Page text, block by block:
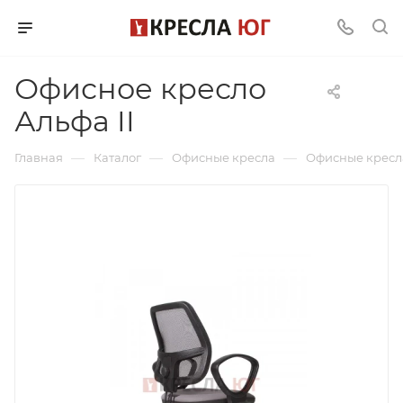
Офисное кресло
Альфа II
Главная — Каталог — Офисные кресла — Офисные